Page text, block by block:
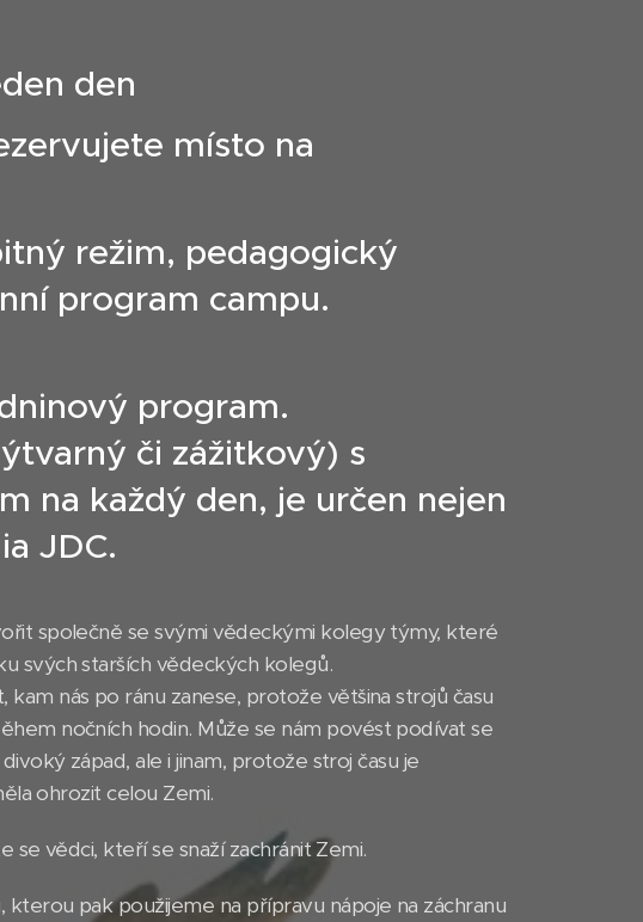
den
místo na
režim, pedagogický
program campu.
program.
či zážitkový) s
na každý den, je určen nejen
JDC.
společně se svými vědeckými kolegy týmy, které
svých starších vědeckých kolegů.
nás po ránu zanese, protože většina strojů času
nočních hodin. Může se nám povést podívat se
západ, ale i jinam, protože stroj času je
ohrozit celou Zemi.
se vědci, kteří se snaží zachránit Zemi.
pak použijeme na přípravu nápoje na záchranu